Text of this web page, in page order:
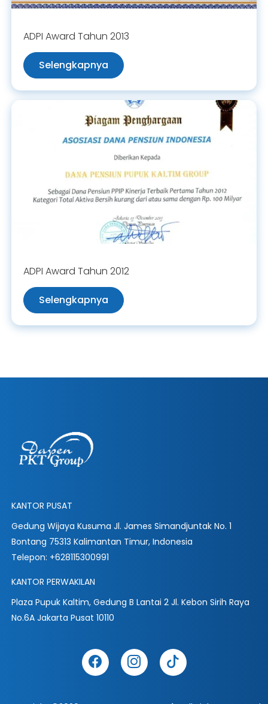
ADPI Award Tahun 2013
Selengkapnya
ADPI Award Tahun 2012
Selengkapnya
KANTOR PUSAT
Gedung Wijaya Kusuma Jl. James Simandjuntak No. 1
Bontang 75313 Kalimantan Timur, Indonesia
Telepon: +628115300991
KANTOR PERWAKILAN
Plaza Pupuk Kaltim, Gedung B Lantai 2 Jl. Kebon Sirih Raya
No.6A Jakarta Pusat 10110